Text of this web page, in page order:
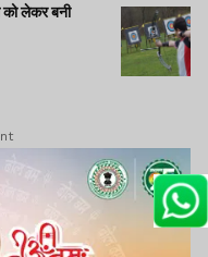
को लेकर बनी